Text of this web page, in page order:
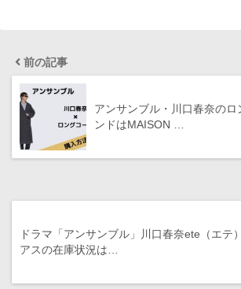
前の記事
アンサンブル・川口春奈のロ
ンドはMAISON …
ドラマ「アンサンブル」川口春奈ete（エテ
アスの在庫状況は…